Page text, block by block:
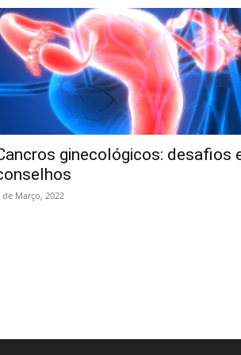
ginecológicos: desafios
de Março, 2022